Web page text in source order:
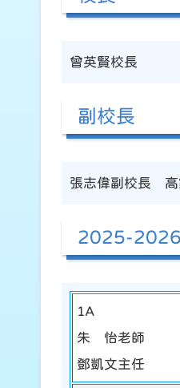
曾英賢校長
副校長
張志偉副校長 高
2025-2026
1A
朱 怡老師
鄧凱文主任